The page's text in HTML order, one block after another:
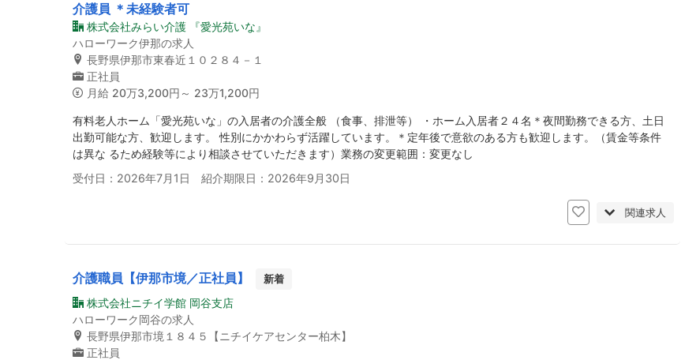
介護員 ＊未経験者可
株式会社みらい介護 『愛光苑いな』
ハローワーク伊那の求人
長野県伊那市東春近１０２８４－１
正社員
月給 20万3,200円～ 23万1,200円
有料老人ホーム「愛光苑いな」の入居者の介護全般 （食事、排泄等） ・ホーム入居者２４名＊夜間勤務できる方、土日
出勤可能な方、歓迎します。 性別にかかわらず活躍しています。＊定年後で意欲のある方も歓迎します。（賃金等条件
は異な るため経験等により相談させていただきます）業務の変更範囲：変更なし
受付日：2026年7月1日 紹介期限日：2026年9月30日
関連求人
介護職員【伊那市境／正社員】 新着
株式会社ニチイ学館 岡谷支店
ハローワーク岡谷の求人
長野県伊那市境１８４５【ニチイケアセンター柏木】
正社員